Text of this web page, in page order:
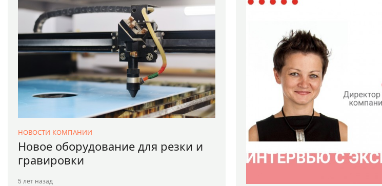
НОВОСТИ КОМПАНИИ
Новое оборудование для резки и
гравировки
5 лет назад